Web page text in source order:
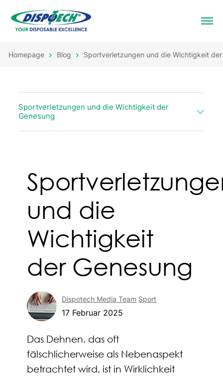
Homepage Blog Sportverletzungen und die Wichtigkeit der
Sportverletzungen und die Wichtigkeit der
Genesung
und die
Wichtigkeit
der Genesung
Dispotech Media Team Sport
17 Februar 2025
Das Dehnen, das oft
fälschlicherweise als Nebenaspekt
betrachtet wird, ist in Wirklichkeit